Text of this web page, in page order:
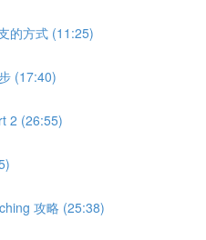
的方式 (11:25)
(17:40)
2 (26:55)
攻略 (25:38)